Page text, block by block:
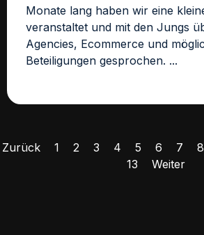
Monate lang haben wir eine
veranstaltet und mit den Jungs
Agencies, Ecommerce und
Beteiligungen gesprochen. ...
Zurück 1 2 3 4 5 6 7 8
13
Weiter